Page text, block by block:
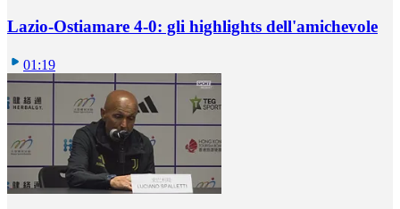
Lazio-Ostiamare 4-0: gli highlights dell'amichevole
01:19